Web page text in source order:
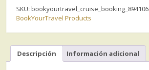
SKU:bookyourtravel_cruise_booking_894106
BookYourTravel Products
Descripción Información adicional